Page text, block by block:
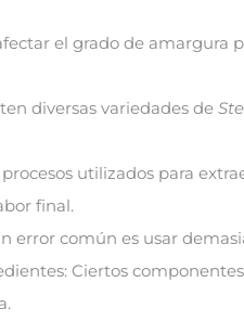
el grado de amargura
diversas variedades de
utilizados para
final.
error común es usar
Ciertos